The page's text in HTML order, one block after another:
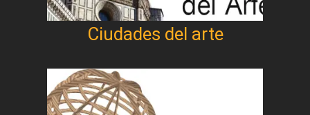
Ciudades del arte